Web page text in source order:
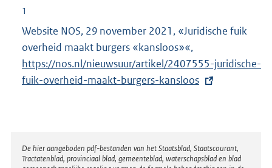
1
Website NOS, 29 november 2021, «Juridische fuik
overheid maakt burgers «kansloos»«,
x
t
e
l
https://nos.nl/nieuwsuur/artikel/2407555-juridische-
fuik-overheid-maakt-burgers-kansloos
Disclaimer
De hier aangeboden pdf-bestanden van het Staatsblad, Staatscourant,
Tractatenblad, provinciaal blad, gemeenteblad, waterschapsblad en blad